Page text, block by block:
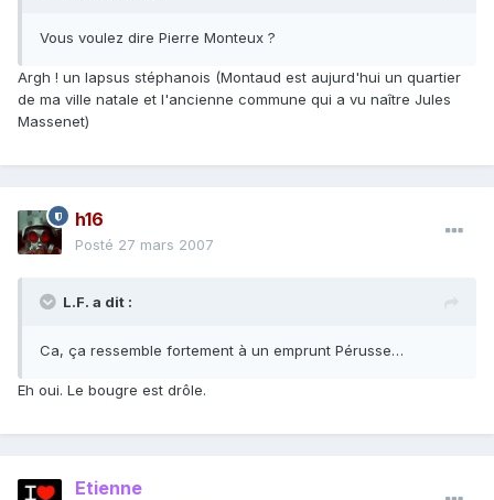
Vous voulez dire Pierre Monteux ?
Argh ! un lapsus stéphanois (Montaud est aujurd'hui un quartier
de ma ville natale et l'ancienne commune qui a vu naître Jules
Massenet)
h16
Posté 27 mars 2007
L.F. a dit :
Ca, ça ressemble fortement à un emprunt Pérusse…
Eh oui. Le bougre est drôle.
Etienne